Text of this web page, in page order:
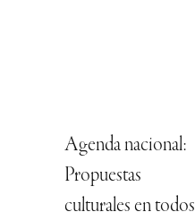
Agenda nacional:
Propuestas
culturales en todos